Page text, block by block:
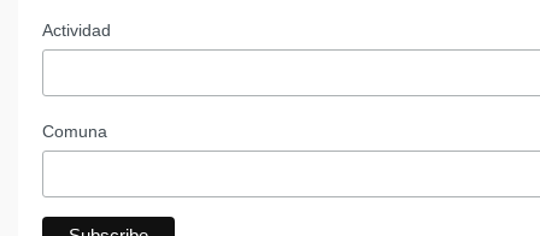
Actividad
Comuna